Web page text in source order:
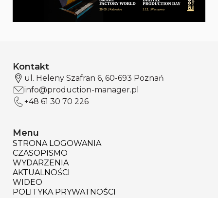
Kontakt
ul. Heleny Szafran 6, 60-693 Poznań
info@production-manager.pl
+48 61 30 70 226
Menu
STRONA LOGOWANIA
CZASOPISMO
WYDARZENIA
AKTUALNOŚCI
WIDEO
POLITYKA PRYWATNOŚCI